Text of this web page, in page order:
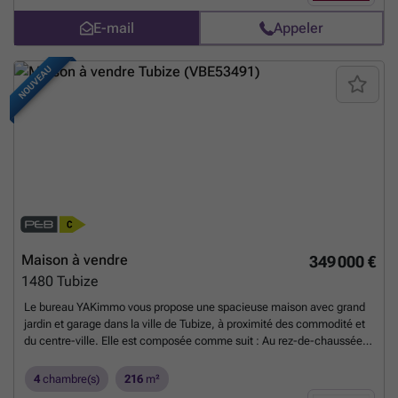
jardin orienté sud, agréable luminosité dans les pièces de vie, système
d’alarme, chauffage à air pulsé au gaz, installation monte-escaliers et
3 emplacements de parking extérieurs - PEB D- visite virtuelle sur
notre site - tous nos biens sur hendrix.beEn savoir plus ?
E-mail Appeler
NOUVEAU
349 000 €
Maison à vendre
1480 Tubize
Le bureau YAKimmo vous propose une spacieuse maison avec grand
jardin et garage dans la ville de Tubize, à proximité des commodité et
du centre-ville. Elle est composée comme suit : Au rez-de-chaussée :
un total de +- 92m². Au garage : Une entrée indépendante, un accès
4 chambre(s) 216 m²